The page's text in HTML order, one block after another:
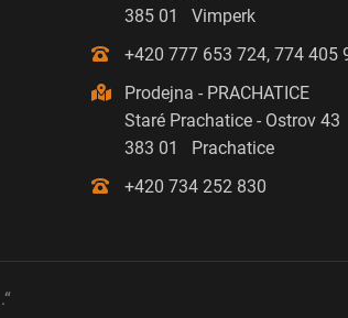
385 01 Vimperk
+420 777 653 724, 774 405
Prodejna - PRACHATICE
Staré Prachatice - Ostrov 43
383 01 Prachatice
+420 734 252 830